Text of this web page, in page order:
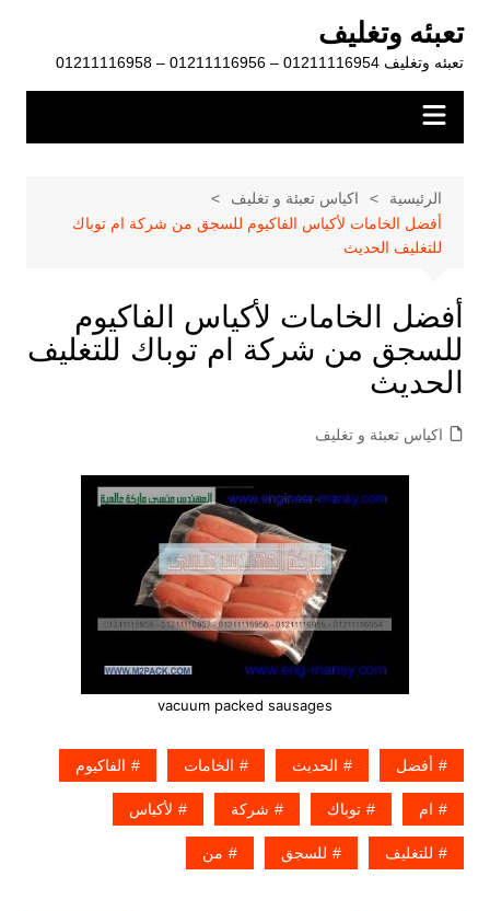
المحتوى
تعبئه وتغليف
تعبئه وتغليف 01211116954 – 01211116956 – 01211116958
الرئيسية
اكياس تعبئة و تغليف
أفضل الخامات لأكياس الفاكيوم للسجق من شركة ام توباك
للتغليف الحديث
أفضل الخامات لأكياس الفاكيوم
للسجق من شركة ام توباك للتغليف
الحديث
اكياس تعبئة و تغليف
vacuum packed sausages
أفضل الحديث الخامات الفاكيوم
ام توباك شركة لأكياس
للتغليف للسجق من